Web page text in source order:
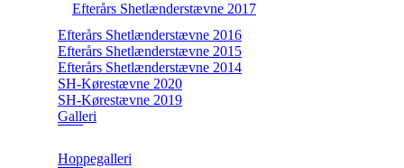
Efterårs Shetlænderstævne 2017
Efterårs Shetlænderstævne 2016
Efterårs Shetlænderstævne 2015
Efterårs Shetlænderstævne 2014
SH-Kørestævne 2020
SH-Kørestævne 2019
Galleri
Hoppegalleri